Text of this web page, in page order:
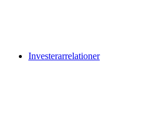
Investerarrelationer